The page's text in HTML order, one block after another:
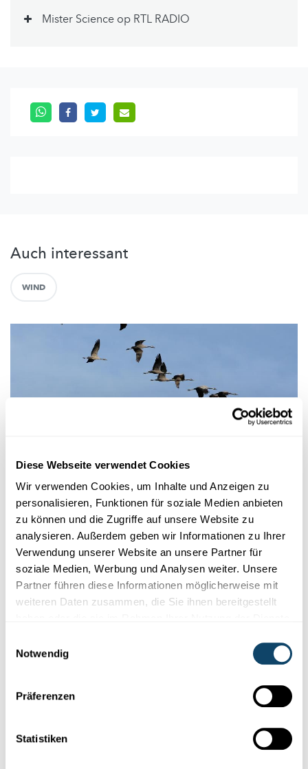
Diese Webseite verwendet Cookies
Wir verwenden Cookies, um Inhalte und Anzeigen zu
personalisieren, Funktionen für soziale Medien anbieten
zu können und die Zugriffe auf unsere Website zu
analysieren. Außerdem geben wir Informationen zu Ihrer
Verwendung unserer Website an unsere Partner für
soziale Medien, Werbung und Analysen weiter. Unsere
Partner führen diese Informationen möglicherweise mit
weiteren Daten zusammen, die Sie ihnen bereitgestellt
Notwendig
Präferenzen
Statistiken
Mister Science op RTL RADIO
Auch interessant
WIND
Wissen
VOGELZUG
Boten des Frühlings: Kraniche ziehen über
Luxemburg
Hast du ihn gesehen: den Vogelzug am Wochenende? Wo
kommen die Vögel her und wo fliegen sie hin? Vogelexperte
Patric Lor...
FNR,natur&ëmwelt